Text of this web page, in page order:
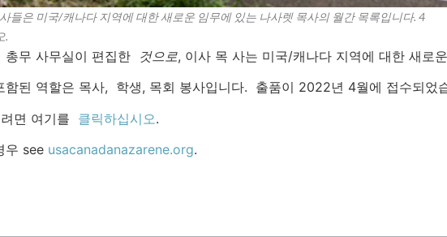
들은 미국/캐나다 지역에 대한 새로운 임무에 있는 나사렛 목사의 월간 목록입니다. 4
.
총무 사무실이 편집한 것으로, 이사 목 사는 미국/캐나다 지역에 대한 새로
함된 역할은 목사, 학생, 목회 봉사입니다. 출품이 2022년 4월에 접수되었
면 여기를 클릭하십시오.
우 see usacanadanazarene.org.